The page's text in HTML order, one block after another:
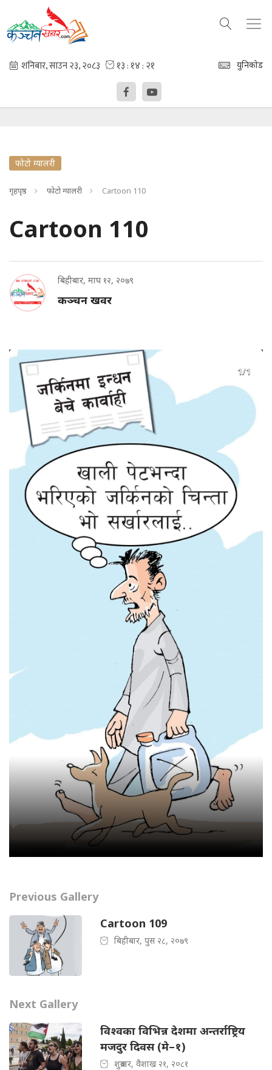
युनिकोड
फोटो ग्यालरी
गृहपृष्ठ फोटो ग्यालरी Cartoon 110
Cartoon 110
बिहीबार, माघ १२, २०७९
कञ्चन खवर
1/1
Previous Gallery
Cartoon 109
बिहीबार, पुस २८, २०७९
Next Gallery
विश्वका विभिन्न देशमा अन्तर्राष्ट्रिय
मजदुर दिवस (मे–१)
शुक्रबार, वैशाख २१, २०८१